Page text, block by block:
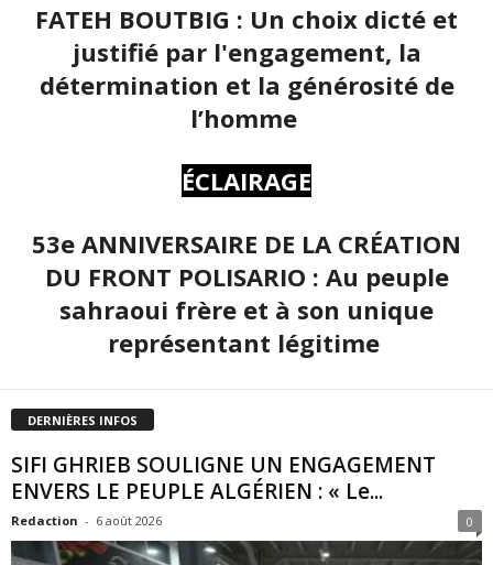
FATEH BOUTBIG : Un choix dicté et
justifié par l'engagement, la
détermination et la générosité de
l’homme
ÉCLAIRAGE
53e ANNIVERSAIRE DE LA CRÉATION
DU FRONT POLISARIO : Au peuple
sahraoui frère et à son unique
représentant légitime
DERNIÈRES INFOS
SIFI GHRIEB SOULIGNE UN ENGAGEMENT
ENVERS LE PEUPLE ALGÉRIEN : « Le...
Redaction - 6 août 2026 0